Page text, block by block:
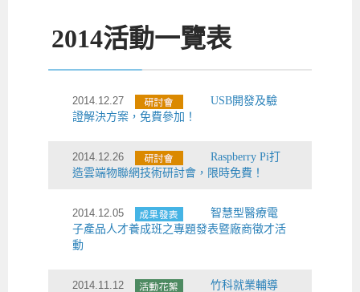
2014活動一覽表
2014.12.27
USB開發及驗
證解決方案，免費參加！
2014.12.26
Raspberry Pi打
造雲端物聯網技術研討會，限時免費！
2014.12.05
智慧型醫療電
子產品人才養成班之專題發表暨廠商徵才活
動
2014.11.12
竹科就業輔導